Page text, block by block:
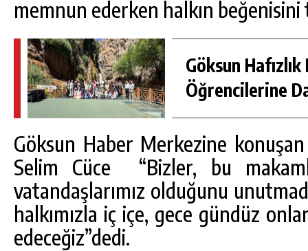
memnun ederken halkın beğenisini
Göksun Hafızlık
Öğrencilerine
Göksun Haber Merkezine
Selim Cüce “Bizler, bu
vatandaşlarımız olduğunu
halkımızla iç içe, gece gündüz
edeceğiz”dedi.